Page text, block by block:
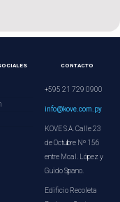
CONTACTO
+595 21 729 0900
info@kove.com.py
KOVE S.A. Calle 23
de Octubre Nº 156
entre Mcal. López y
Guido Spano.
Edificio Recoleta